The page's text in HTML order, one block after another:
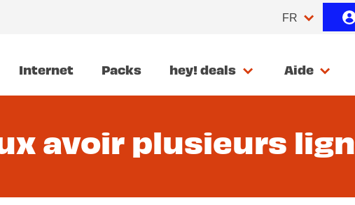
FR
Internet Packs hey! deals Aide
avoir plusieurs